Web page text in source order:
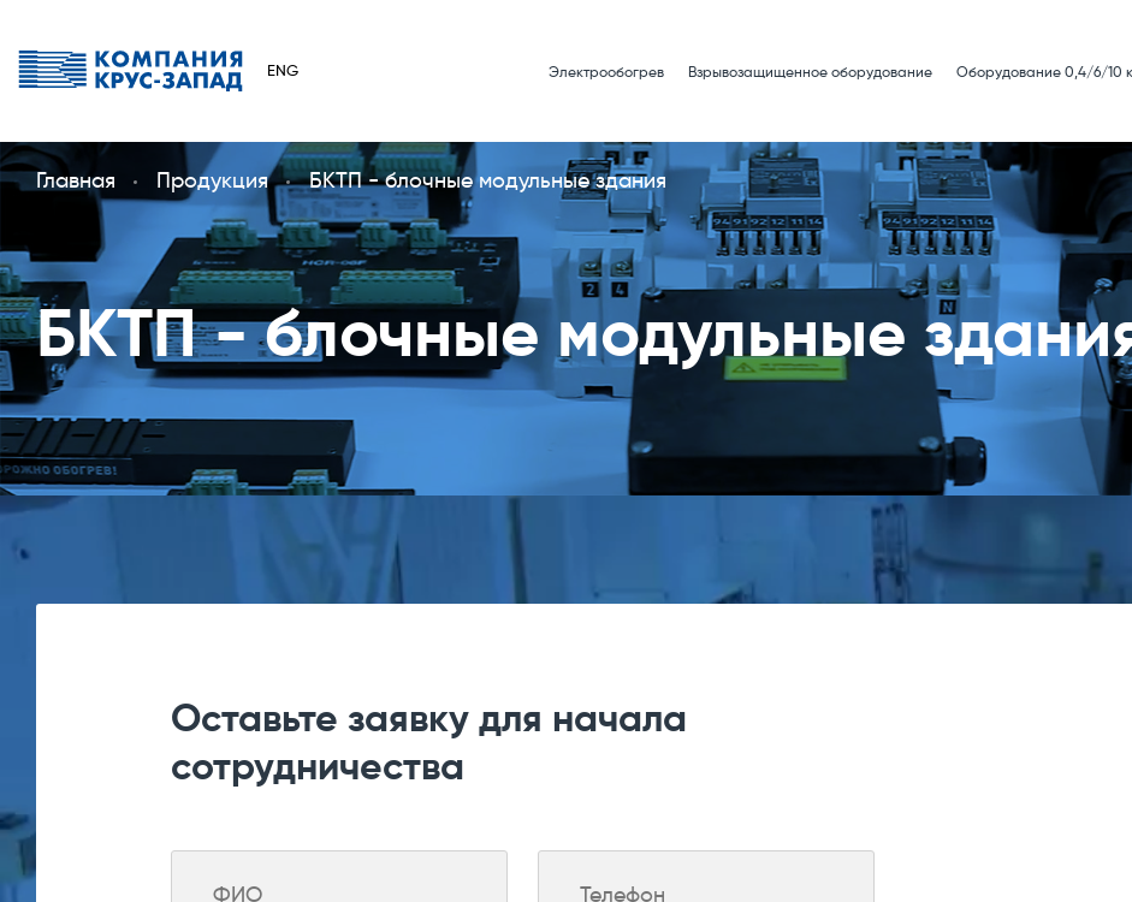
ENG Электрообогрев Взрывозащищенное оборудование Оборудование 0,4/6/10
Главная Продукция БКТП - блочные модульные здания
БКТП - блочные модульные
Оставьте заявку для начала
сотрудничества